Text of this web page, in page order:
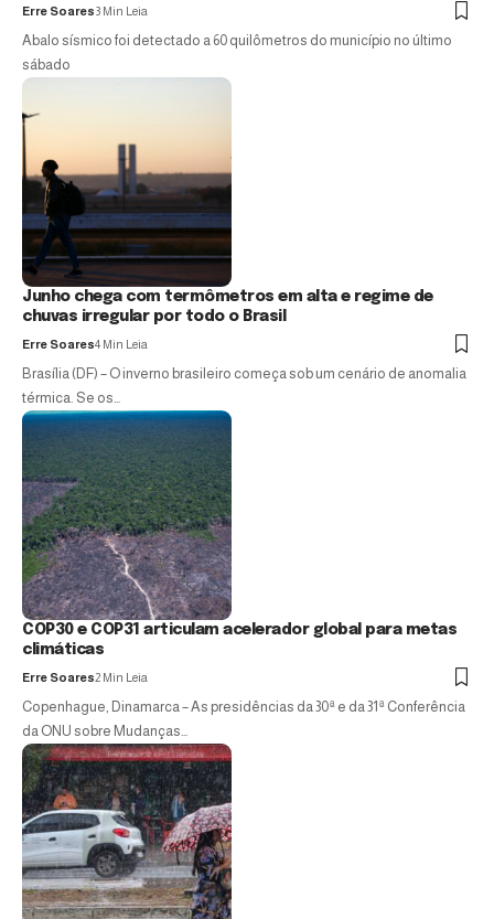
Erre Soares3 Min Leia
Abalo sísmico foi detectado a 60 quilômetros do município no último
sábado
Junho chega com termômetros em alta e regime de
chuvas irregular por todo o Brasil
Erre Soares4 Min Leia
Brasília (DF) – O inverno brasileiro começa sob um cenário de anomalia
térmica. Se os…
COP30 e COP31 articulam acelerador global para metas
climáticas
Erre Soares2 Min Leia
Copenhague, Dinamarca – As presidências da 30ª e da 31ª Conferência
da ONU sobre Mudanças…